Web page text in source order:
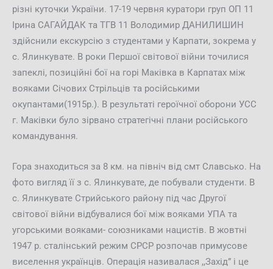
різні куточки України. 17-19 червня куратори груп ОП 11
Ірина САГАЙДАК та ТГВ 11 Володимир ДАНИЛИШИН
здійснили екскурсію з студентами у Карпати, зокрема у
с. Ялинкувате. В роки Першої світової війни точилися
запеклі, позиційні бої на горі Маківка в Карпатах між
вояками Січових Стрільців та російськими
окупантами(1915р.). В результаті героїчної оборони УСС
г. Маківки було зірвано стратегічні плани російського
командування.
Гора знаходиться за 8 км. на північ від смт Славсько. На
фото вигляд її з с. Ялинкувате, де побували студенти. В
с. Ялинкувате Стрийського району під час Другої
світової війни відбувалися бої між вояками УПА та
угорськими вояками- союзниками нацистів. В жовтні
1947 р. сталінський режим СРСР розпочав примусове
виселення українців. Операція називалася ,,Захід” і це